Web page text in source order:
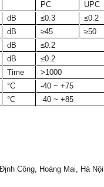
PC
UPC
dB ≤0.3
≤0.2
dB ≥45
≥50
dB
≤0.2
dB
≤0.2
Time
>1000
°C
-40 ~ +75
°C -40 ~ +85
Công, Hoàng Mai, Hà Nội